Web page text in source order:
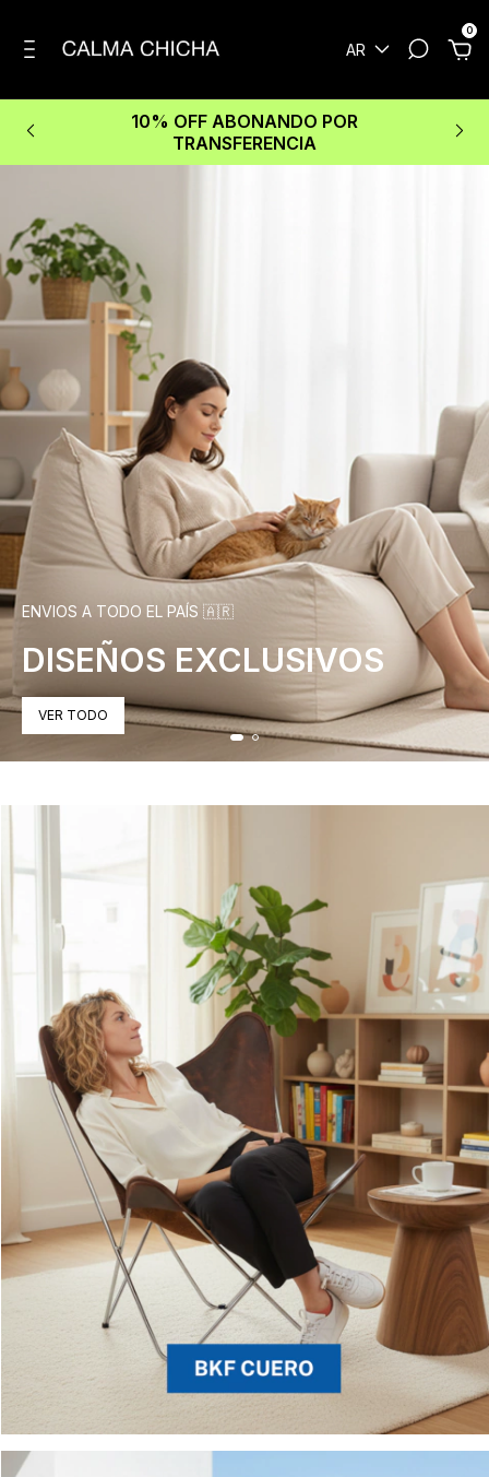
AR
0
10% OFF ABONANDO POR
TRANSFERENCIA
ENVIOS A TODO EL PAÍS 🇦🇷
DISEÑOS EXCLUSIVOS
VER TODO